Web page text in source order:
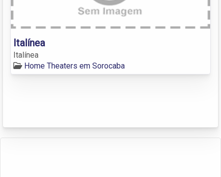
Italínea
Italínea
Home Theaters em Sorocaba